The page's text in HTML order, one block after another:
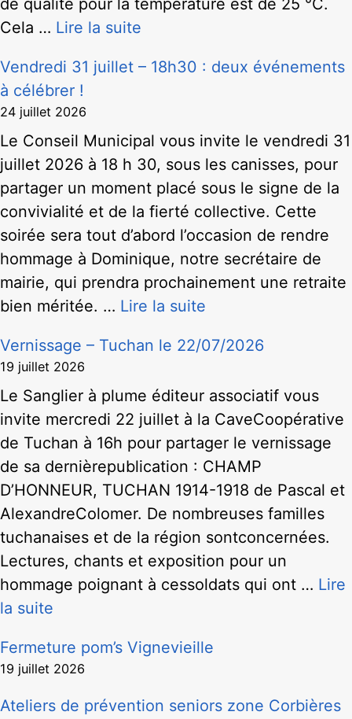
de qualité pour la température est de 25 °C.
Cela … Lire la suite
Vendredi 31 juillet – 18h30 : deux événements
à célébrer !
24 juillet 2026
Le Conseil Municipal vous invite le vendredi 31
juillet 2026 à 18 h 30, sous les canisses, pour
partager un moment placé sous le signe de la
convivialité et de la fierté collective. Cette
soirée sera tout d’abord l’occasion de rendre
hommage à Dominique, notre secrétaire de
mairie, qui prendra prochainement une retraite
bien méritée. … Lire la suite
Vernissage – Tuchan le 22/07/2026
19 juillet 2026
Le Sanglier à plume éditeur associatif vous
invite mercredi 22 juillet à la CaveCoopérative
de Tuchan à 16h pour partager le vernissage
de sa dernièrepublication : CHAMP
D’HONNEUR, TUCHAN 1914-1918 de Pascal et
AlexandreColomer. De nombreuses familles
tuchanaises et de la région sontconcernées.
Lectures, chants et exposition pour un
hommage poignant à cessoldats qui ont … Lire
la suite
Fermeture pom’s Vignevieille
19 juillet 2026
Ateliers de prévention seniors zone Corbières